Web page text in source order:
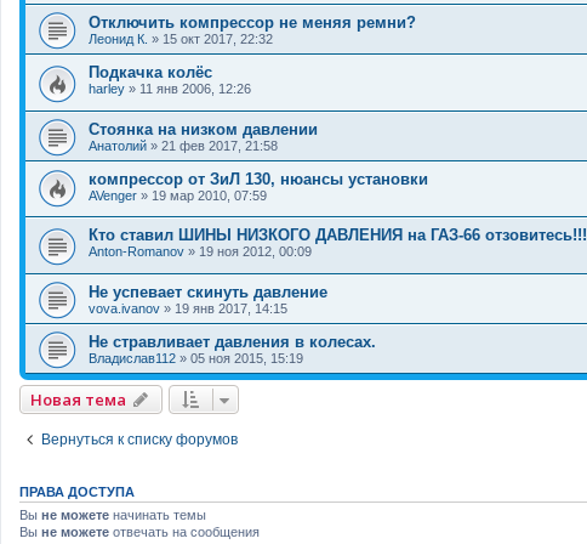
Отключить компрессор не меняя ремни?
Леонид К. » 15 окт 2017, 22:32
Подкачка колёс
harley » 11 янв 2006, 12:26
Стоянка на низком давлении
Анатолий » 21 фев 2017, 21:58
компрессор от ЗиЛ 130, нюансы установки
AVenger » 19 мар 2010, 07:59
Кто ставил ШИНЫ НИЗКОГО ДАВЛЕНИЯ на ГАЗ-66 отзовитесь!!!
Anton-Romanov » 19 ноя 2012, 00:09
Не успевает скинуть давление
vova.ivanov » 19 янв 2017, 14:15
Не стравливает давления в колесах.
Владислав112 » 05 ноя 2015, 15:19
Новая тема
Вернуться к списку форумов
ПРАВА ДОСТУПА
Вы не можете начинать темы
Вы не можете отвечать на сообщения